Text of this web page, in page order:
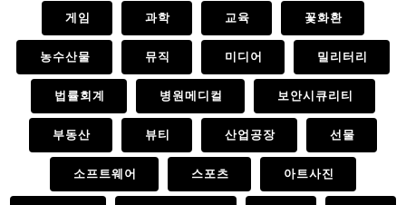
게임 과학 교육 꽃화환
농수산물 뮤직 미디어 밀리터리
법률회계 병원메디컬 보안시큐리티
부동산 뷰티 산업공장 선물
소프트웨어 스포츠 아트사진